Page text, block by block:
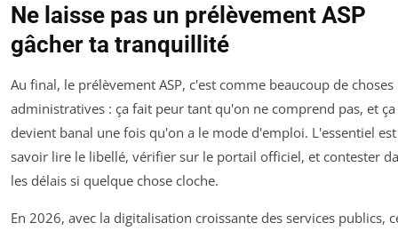
Ne laisse pas un prélèvement ASP
gâcher ta tranquillité
Au final, le prélèvement ASP, c'est comme beaucoup de choses
administratives : ça fait peur tant qu'on ne comprend pas, et ça
devient banal une fois qu'on a le mode d'emploi. L'essentiel
savoir lire le libellé, vérifier sur le portail officiel, et contester
les délais si quelque chose cloche.
En 2026, avec la digitalisation croissante des services publics,